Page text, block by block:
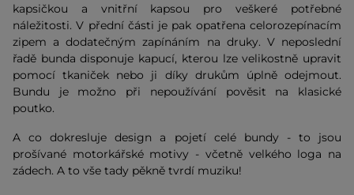
kapsičkou a vnitřní kapsou pro veškeré potřebné
náležitosti. V přední části je pak opatřena celorozepínacím
zipem a dodatečným zapínáním na druky. V neposlední
řadě bunda disponuje kapucí, kterou lze velikostně upravit
pomocí tkaniček nebo ji díky drukům úplně odejmout.
Bundu je možno při nepoužívání pověsit na klasické
poutko.
A co dokresluje design a pojetí celé bundy - to jsou
prošívané motorkářské motivy - včetně velkého loga na
zádech. A to vše tady pěkně tvrdí muziku!